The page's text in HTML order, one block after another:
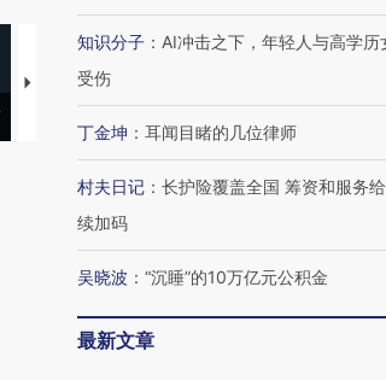
【推广】走进第四届链博
会，让数智科技“链”接产
【特别呈现】寻找100种
有意思的生活方式·第三对
知识分子 ： AI冲击之下，年轻人与高学历
受伤
丁金坤 ： 耳闻目睹的几位律师
村夫日记 ： 长护险覆盖全国 筹资和服务
续加码
吴晓波 ： “沉睡”的10万亿元公积金
最新文章